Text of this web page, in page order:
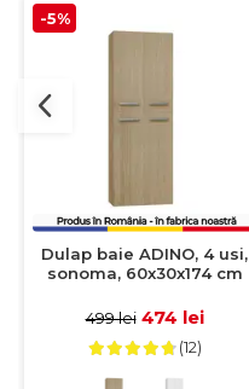
-5%
Dulap baie ADINO, 4 usi,
sonoma, 60x30x174 cm
499 lei 474 lei
(12)